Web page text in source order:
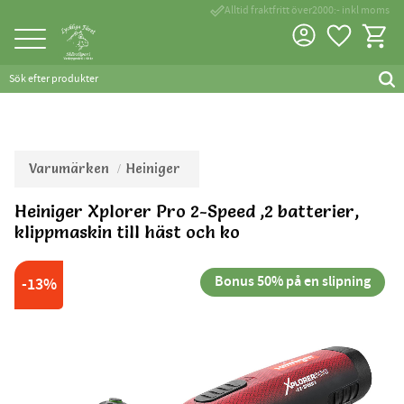
Meny
done_outlineAlltid fraktfritt över2000:- inkl moms
Favoriter
Varumärken Heiniger
Heiniger Xplorer Pro 2-Speed ,2 batterier,
klippmaskin till häst och ko
13%
Bonus 50% på en slipning